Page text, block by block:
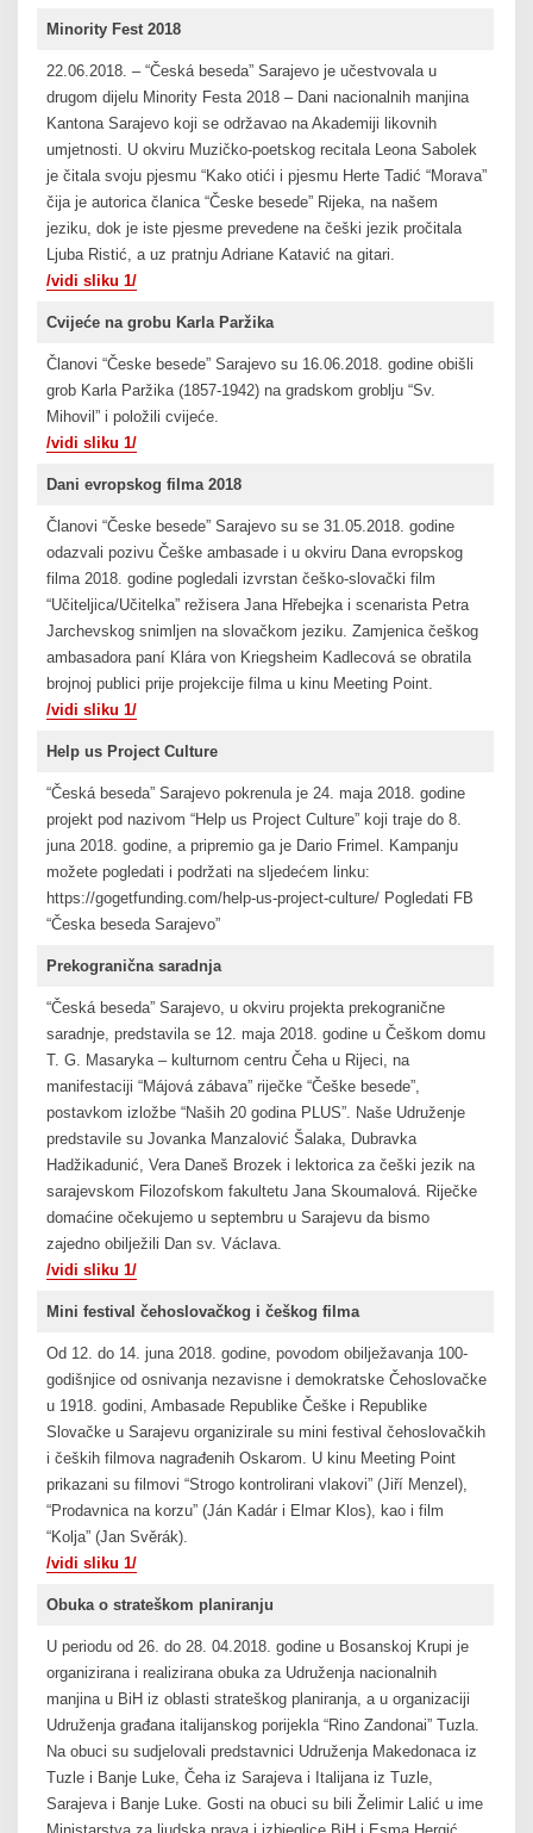
Minority Fest 2018
22.06.2018. – “Česká beseda” Sarajevo je učestvovala u
drugom dijelu Minority Festa 2018 – Dani nacionalnih manjina
Kantona Sarajevo koji se održavao na Akademiji likovnih
umjetnosti. U okviru Muzičko-poetskog recitala Leona Sabolek
je čitala svoju pjesmu “Kako otići i pjesmu Herte Tadić “Morava”
čija je autorica članica “Česke besede” Rijeka, na našem
jeziku, dok je iste pjesme prevedene na češki jezik pročitala
Ljuba Ristić, a uz pratnju Adriane Katavić na gitari.
/vidi sliku 1/
Cvijeće na grobu Karla Paržika
Članovi “Česke besede” Sarajevo su 16.06.2018. godine obišli
grob Karla Paržika (1857-1942) na gradskom groblju “Sv.
Mihovil” i položili cvijeće.
/vidi sliku 1/
Dani evropskog filma 2018
Članovi “Česke besede” Sarajevo su se 31.05.2018. godine
odazvali pozivu Češke ambasade i u okviru Dana evropskog
filma 2018. godine pogledali izvrstan češko-slovački film
“Učiteljica/Učitelka” režisera Jana Hřebejka i scenarista Petra
Jarchevskog snimljen na slovačkom jeziku. Zamjenica češkog
ambasadora paní Klára von Kriegsheim Kadlecová se obratila
brojnoj publici prije projekcije filma u kinu Meeting Point.
/vidi sliku 1/
Help us Project Culture
“Česká beseda” Sarajevo pokrenula je 24. maja 2018. godine
projekt pod nazivom “Help us Project Culture” koji traje do 8.
juna 2018. godine, a pripremio ga je Dario Frimel. Kampanju
možete pogledati i podržati na sljedećem linku:
https://gogetfunding.com/help-us-project-culture/ Pogledati FB
“Česka beseda Sarajevo”
Prekogranična saradnja
“Česká beseda” Sarajevo, u okviru projekta prekogranične
saradnje, predstavila se 12. maja 2018. godine u Češkom domu
T. G. Masaryka – kulturnom centru Čeha u Rijeci, na
manifestaciji “Májová zábava” riječke “Češke besede”,
postavkom izložbe “Naših 20 godina PLUS”. Naše Udruženje
predstavile su Jovanka Manzalović Šalaka, Dubravka
Hadžikadunić, Vera Daneš Brozek i lektorica za češki jezik na
sarajevskom Filozofskom fakultetu Jana Skoumalová. Riječke
domaćine očekujemo u septembru u Sarajevu da bismo
zajedno obilježili Dan sv. Václava.
/vidi sliku 1/
Mini festival čehoslovačkog i češkog filma
Od 12. do 14. juna 2018. godine, povodom obilježavanja 100-
godišnjice od osnivanja nezavisne i demokratske Čehoslovačke
u 1918. godini, Ambasade Republike Češke i Republike
Slovačke u Sarajevu organizirale su mini festival čehoslovačkih
i čeških filmova nagrađenih Oskarom. U kinu Meeting Point
prikazani su filmovi “Strogo kontrolirani vlakovi” (Jiří Menzel),
“Prodavnica na korzu” (Ján Kadár i Elmar Klos), kao i film
“Kolja” (Jan Svěrák).
/vidi sliku 1/
Obuka o strateškom planiranju
U periodu od 26. do 28. 04.2018. godine u Bosanskoj Krupi je
organizirana i realizirana obuka za Udruženja nacionalnih
manjina u BiH iz oblasti strateškog planiranja, a u organizaciji
Udruženja građana italijanskog porijekla “Rino Zandonai” Tuzla.
Na obuci su sudjelovali predstavnici Udruženja Makedonaca iz
Tuzle i Banje Luke, Čeha iz Sarajeva i Italijana iz Tuzle,
Sarajeva i Banje Luke. Gosti na obuci su bili Želimir Lalić u ime